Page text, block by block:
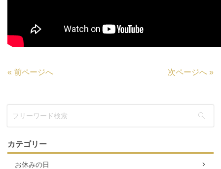
« 前ページへ 次ページへ »
カテゴリー
お休みの日